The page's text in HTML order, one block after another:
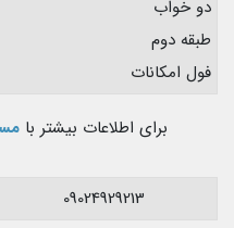
دو خواب
طبقه دوم
فول امکانات
برای اطلاعات بیشتر با
09024929213